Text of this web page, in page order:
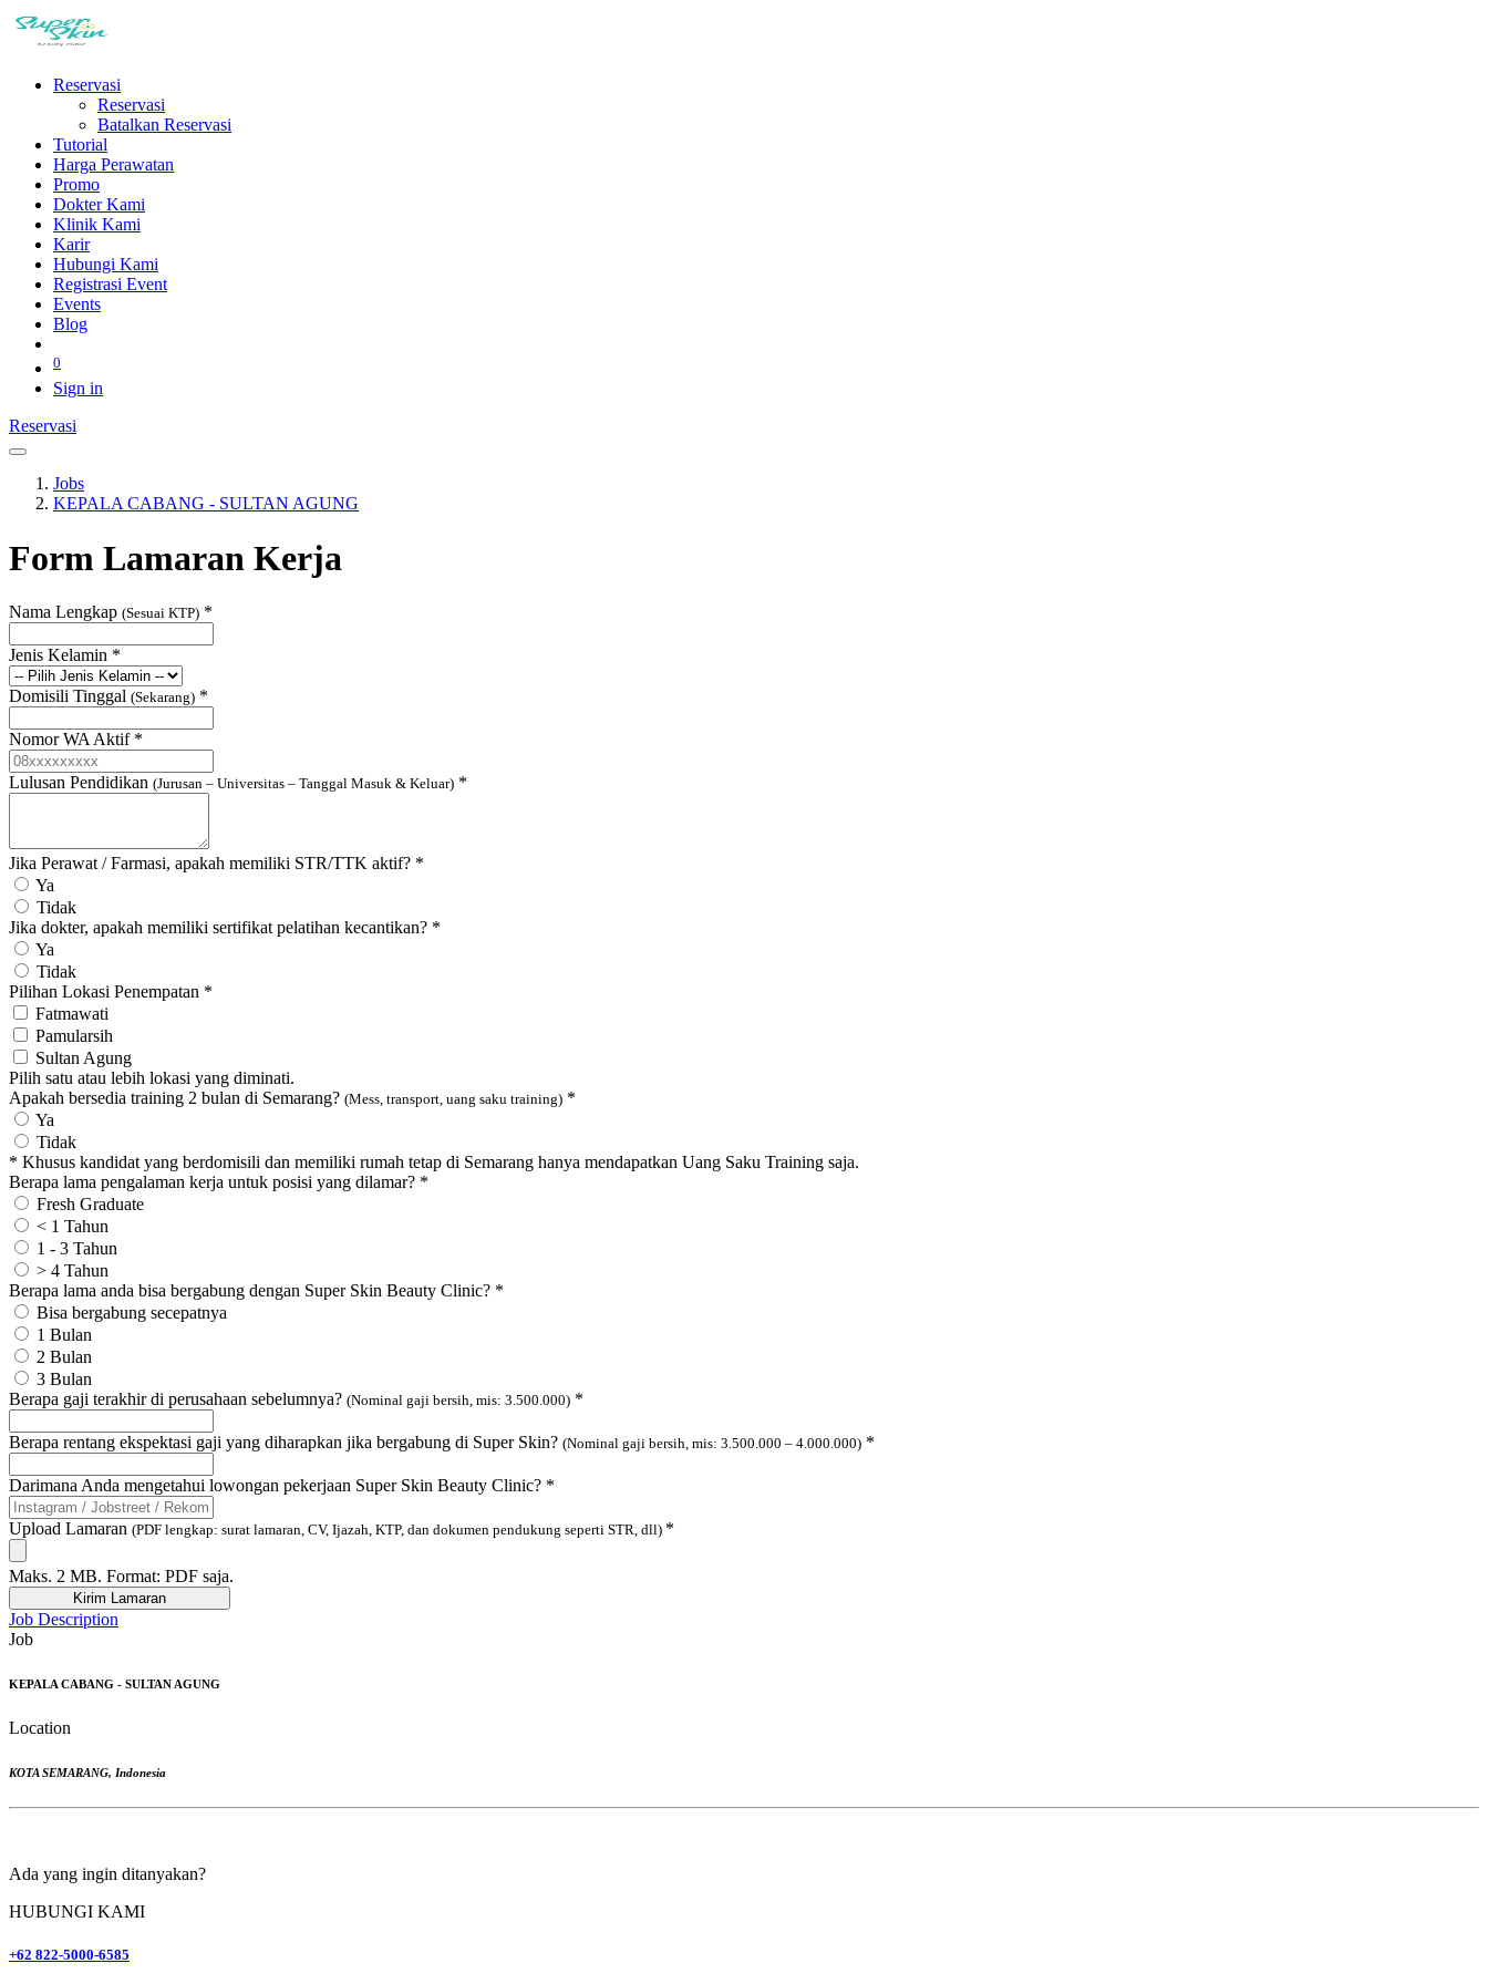
Reservasi
Reservasi
Batalkan Reservasi
Tutorial
Harga Perawatan
Promo
Dokter Kami
Klinik Kami
Karir
Hubungi Kami
Registrasi Event
Events
Blog
0
Sign in
Reservasi​
Jobs
KEPALA CABANG - SULTAN AGUNG
Form Lamaran Kerja
Nama Lengkap (Sesuai KTP) *
Jenis Kelamin *
Domisili Tinggal (Sekarang) *
Nomor WA Aktif *
Lulusan Pendidikan (Jurusan – Universitas – Tanggal Masuk & Keluar) *
Jika Perawat / Farmasi, apakah memiliki STR/TTK aktif? *
Ya
Tidak
Jika dokter, apakah memiliki sertifikat pelatihan kecantikan? *
Ya
Tidak
Pilihan Lokasi Penempatan *
Fatmawati
Pamularsih
Sultan Agung
Pilih satu atau lebih lokasi yang diminati.
Apakah bersedia training 2 bulan di Semarang? (Mess, transport, uang saku training) *
Ya
Tidak
* Khusus kandidat yang berdomisili dan memiliki rumah tetap di Semarang hanya mendapatkan Uang Saku Training saja.
Berapa lama pengalaman kerja untuk posisi yang dilamar? *
Fresh Graduate
< 1 Tahun
1 - 3 Tahun
> 4 Tahun
Berapa lama anda bisa bergabung dengan Super Skin Beauty Clinic? *
Bisa bergabung secepatnya
1 Bulan
2 Bulan
3 Bulan
Berapa gaji terakhir di perusahaan sebelumnya? (Nominal gaji bersih, mis: 3.500.000) *
Berapa rentang ekspektasi gaji yang diharapkan jika bergabung di Super Skin? (Nominal gaji bersih, mis: 3.500.000 – 4.000.000) *
Darimana Anda mengetahui lowongan pekerjaan Super Skin Beauty Clinic? *
Upload Lamaran (PDF lengkap: surat lamaran, CV, Ijazah, KTP, dan dokumen pendukung seperti STR, dll) *
Maks. 2 MB. Format: PDF saja.
Kirim Lamaran
Job Description
Job
KEPALA CABANG - SULTAN AGUNG
Location
KOTA SEMARANG, Indonesia
Ada yang ingin ditanyakan?
HUBUNGI KAMI
+62 822-5000-6585